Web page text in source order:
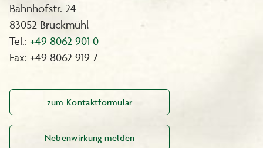
Bahnhofstr. 24
83052 Bruckmühl
Tel.: +49 8062 901 0
Fax: +49 8062 919 7
zum Kontaktformular
Nebenwirkung melden